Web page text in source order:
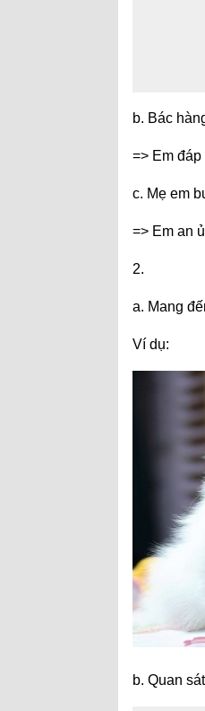
b. Bác
=> Em
c. Mẹ em
=> Em an
2.
a. Mang
Ví dụ:
b. Quan